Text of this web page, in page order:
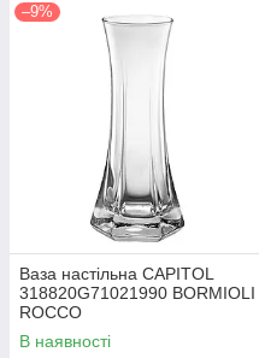
–9%
Ваза настільна CAPITOL
318820G71021990 BORMIOLI
ROCCO
В наявності